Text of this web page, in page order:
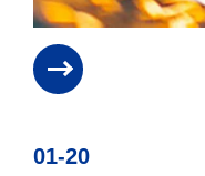
01-20